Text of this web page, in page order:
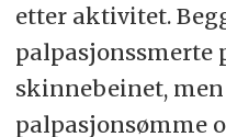
etter aktivitet.
palpasjonssmerte
skinnebeinet,
palpasjonsømme